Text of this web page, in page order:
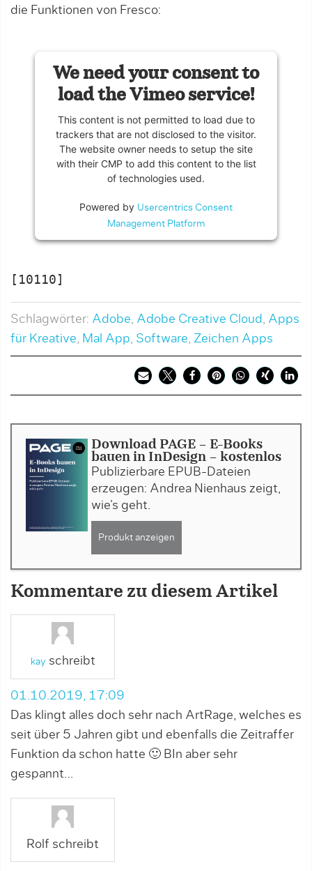
die Funktionen von Fresco:
We need your consent to
load the Vimeo service!
This content is not permitted to load due to
trackers that are not disclosed to the visitor.
The website owner needs to setup the site
with their CMP to add this content to the list
of technologies used.
Powered by Usercentrics Consent
Management Platform
[10110]
Schlagwörter: Adobe, Adobe Creative Cloud, Apps
für Kreative, Mal App, Software, Zeichen Apps
Download PAGE - E-Books
bauen in InDesign - kostenlos
Publizierbare EPUB-Dateien
erzeugen: Andrea Nienhaus zeigt,
wie’s geht.
Produkt anzeigen
Kommentare zu diesem Artikel
kay schreibt
01.10.2019, 17:09
Das klingt alles doch sehr nach ArtRage, welches es
seit über 5 Jahren gibt und ebenfalls die Zeitraffer
Funktion da schon hatte 🙂 BIn aber sehr
gespannt…
Rolf schreibt